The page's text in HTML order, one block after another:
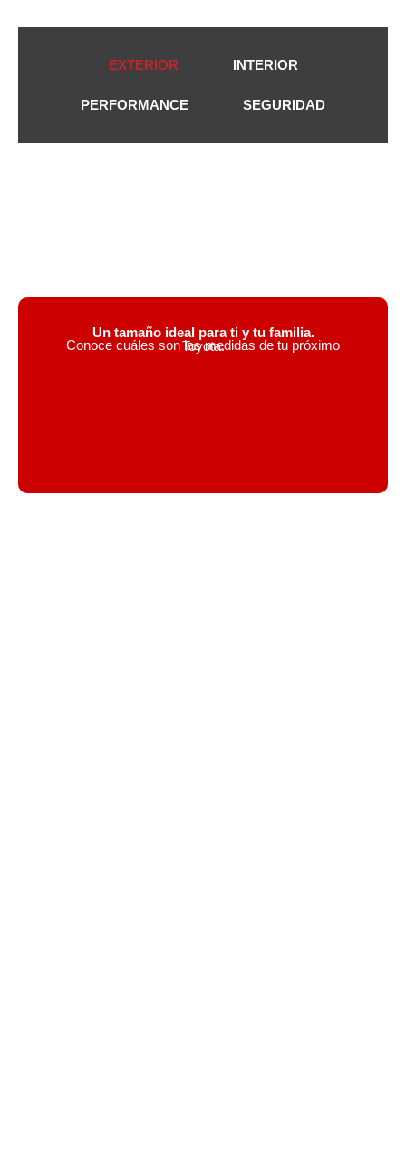
EXTERIOR INTERIOR
PERFORMANCE SEGURIDAD
Un tamaño ideal para ti y tu familia.
Conoce cuáles son las medidas de tu próximo Toyota.